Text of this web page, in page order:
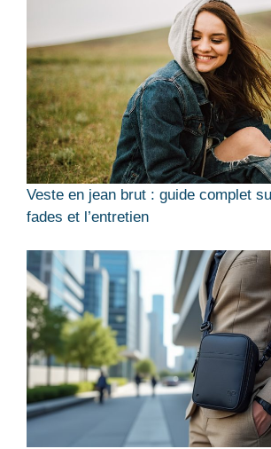
Veste en jean brut : guide complet
fades et l’entretien